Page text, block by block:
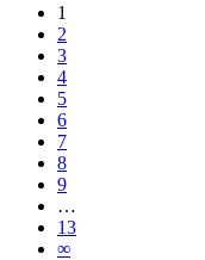
1
2
3
4
5
6
7
8
9
…
13
∞